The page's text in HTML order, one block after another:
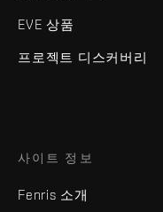
EVE 상품
프로젝트 디스커버리
사이트 정보
Fenris 소개